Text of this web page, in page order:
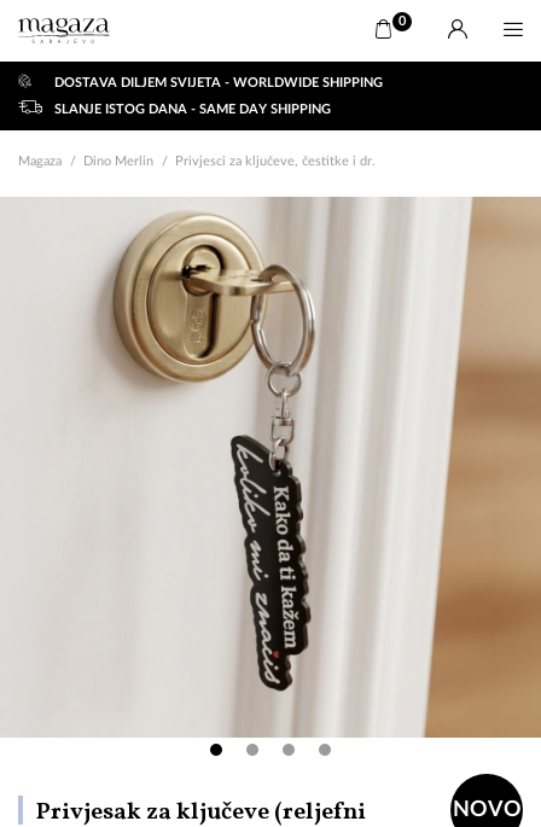
0
DOSTAVA DILJEM SVIJETA - WORLDWIDE SHIPPING
SLANJE ISTOG DANA - SAME DAY SHIPPING
Magaza Dino Merlin Privjesci za ključeve, čestitke i dr.
Privjesak za ključeve (reljefni
NOVO